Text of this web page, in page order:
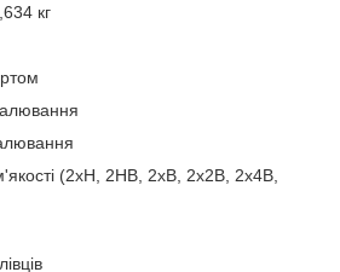
кг
(2xH, 2HB, 2xB, 2x2B, 2x4B,